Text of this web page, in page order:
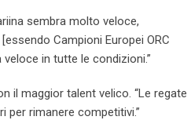
sembra molto veloce,
Campioni Europei ORC
in tutte le condizioni.”
il maggior talent velico. “Le regate
per rimanere competitivi.”